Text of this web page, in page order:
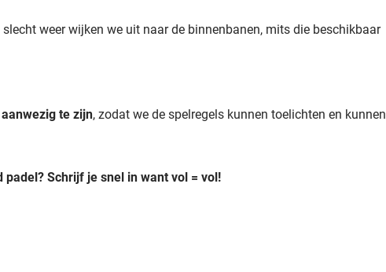
slecht weer wijken we uit naar de binnenbanen, mits die beschikbaar
te zijn, zodat we de spelregels kunnen toelichten en kunnen
Schrijf je snel in want vol = vol!